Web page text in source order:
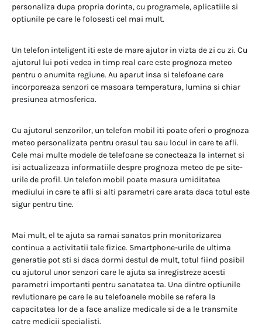
personaliza dupa propria dorinta, cu programele, aplicatiile si
optiunile pe care le folosesti cel mai mult.
Un telefon inteligent iti este de mare ajutor in vizta de zi cu zi. Cu
ajutorul lui poti vedea in timp real care este prognoza meteo
pentru o anumita regiune. Au aparut insa si telefoane care
incorporeaza senzori ce masoara temperatura, lumina si chiar
presiunea atmosferica.
Cu ajutorul senzorilor, un telefon mobil iti poate oferi o prognoza
meteo personalizata pentru orasul tau sau locul in care te afli.
Cele mai multe modele de telefoane se conecteaza la internet si
isi actualizeaza informatiile despre prognoza meteo de pe site-
urile de profil. Un telefon mobil poate masura umiditatea
mediului in care te afli si alti parametri care arata daca totul este
sigur pentru tine.
Mai mult, el te ajuta sa ramai sanatos prin monitorizarea
continua a activitatii tale fizice. Smartphone-urile de ultima
generatie pot sti si daca dormi destul de mult, totul fiind posibil
cu ajutorul unor senzori care le ajuta sa inregistreze acesti
parametri importanti pentru sanatatea ta. Una dintre optiunile
revlutionare pe care le au telefoanele mobile se refera la
capacitatea lor de a face analize medicale si de a le transmite
catre medicii specialisti.